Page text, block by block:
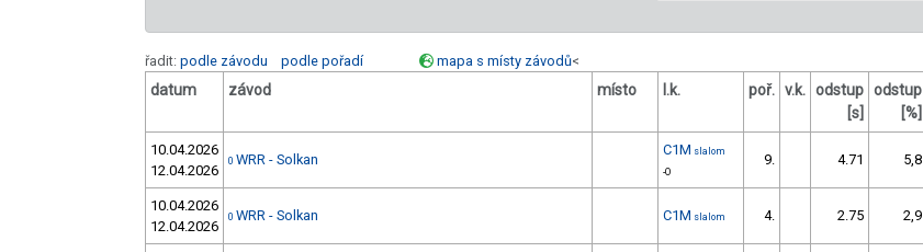
řadit: podle závodu podle pořadí mapa s místy závodů<
datum závod místo l.k. poř. v.k. odstup
[s]
odstup
[%]
10.04.2026
12.04.2026
0 WRR - Solkan
C1M slalom
-O
9. 4.71 5,8
10.04.2026
12.04.2026
0 WRR - Solkan C1M slalom 4. 2.75 2,9